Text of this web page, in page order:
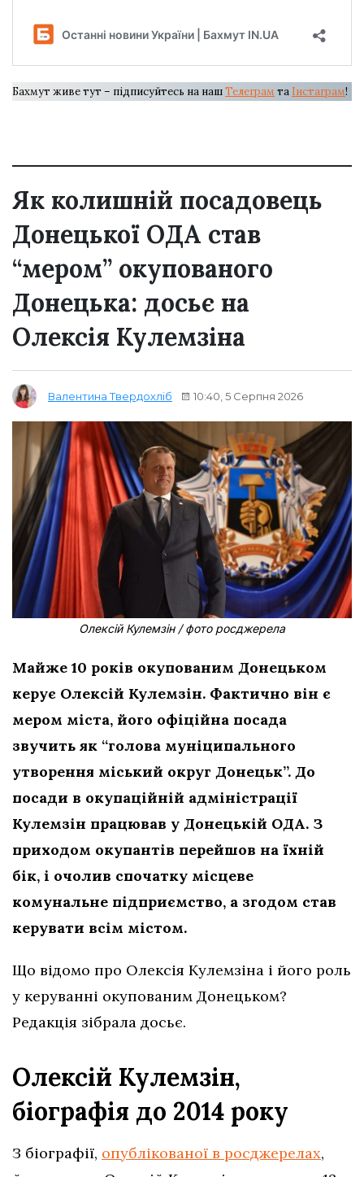
Бахмут живе тут – підписуйтесь на нашТелеграм та Інстаграм!
Як колишній посадовець
Донецької ОДА став
“мером” окупованого
Донецька: досьє на
Олексія Кулемзіна
Валентина Твердохліб 10:40, 5 Серпня 2026
Олексій Кулемзін / фото росджерела
Майже 10 років окупованим Донецьком
керує Олексій Кулемзін. Фактично він є
мером міста, його офіційна посада
звучить як “голова муніципального
утворення міський округ Донецьк”. До
посади в окупаційній адміністрації
Кулемзін працював у Донецькій ОДА. З
приходом окупантів перейшов на їхній
бік, і очолив спочатку місцеве
комунальне підприємство, а згодом став
керувати всім містом.
Що відомо про Олексія Кулемзіна і його роль
у керуванні окупованим Донецьком?
Редакція зібрала досьє.
Олексій Кулемзін,
біографія до 2014 року
З біографії, опублікованої в росджерелах,